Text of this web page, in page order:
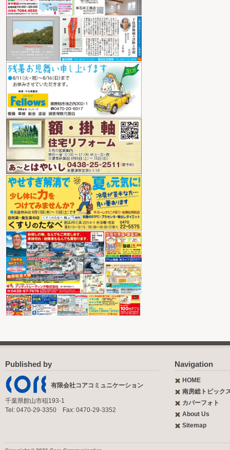
Published by
有限会社コアコミュニケーション
千葉県館山市稲193-1
Tel: 0470-29-3350 Fax: 0470-29-3352
Navigation
HOME
南房総トピック
カバーフォト
About Us
Sitemap